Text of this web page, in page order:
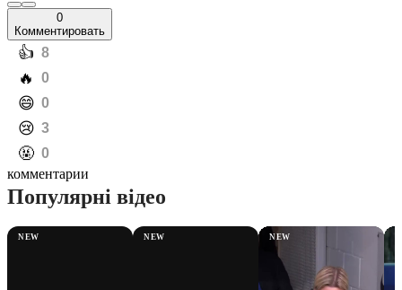
0
Комментировать
️👍 8
️🔥 0
️😄 0
️😢 3
️🤬 0
комментарии